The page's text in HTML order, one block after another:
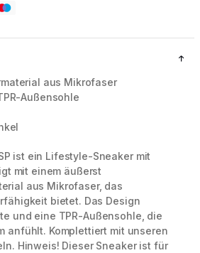
aus Mikrofaser
Außensohle
SP ist ein Lifestyle-Sneaker mit
mit einem äußerst
aus Mikrofaser, das
bietet. Das Design
und eine TPR-Außensohle, die
anfühlt. Komplettiert mit unseren
Hinweis! Dieser Sneaker ist für